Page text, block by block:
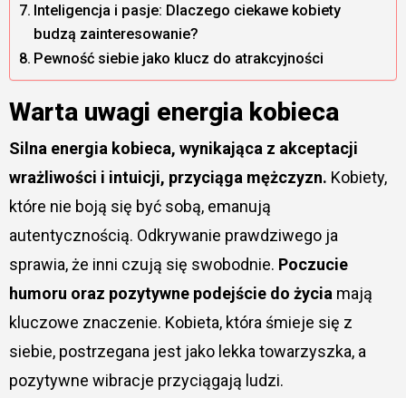
Inteligencja i pasje: Dlaczego ciekawe kobiety
budzą zainteresowanie?
Pewność siebie jako klucz do atrakcyjności
Warta uwagi energia kobieca
Silna energia kobieca, wynikająca z akceptacji
wrażliwości i intuicji, przyciąga mężczyzn. Kobiety,
które nie boją się być sobą, emanują
autentycznością. Odkrywanie prawdziwego ja
sprawia, że inni czują się swobodnie. Poczucie
humoru oraz pozytywne podejście do życiamają
kluczowe znaczenie. Kobieta, która śmieje się z
siebie, postrzegana jest jako lekka towarzyszka, a
pozytywne wibracje przyciągają ludzi.